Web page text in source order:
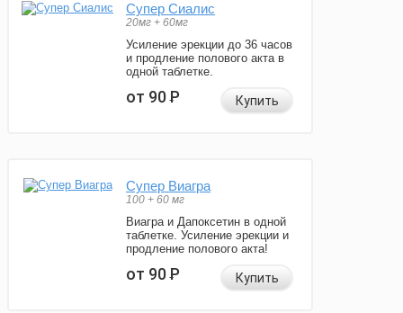
Супер Сиалис
20мг + 60мг
Усиление эрекции до 36 часов
и продление полового акта в
одной таблетке.
от 90Р Купить
Супер Виагра
100 + 60 мг
Виагра и Дапоксетин в одной
таблетке. Усиление эрекции и
продление полового акта!
от 90Р Купить